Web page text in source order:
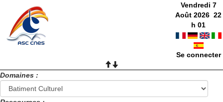
Vendredi 7
Août 2026 22
h01
Se connecter
Domaines :